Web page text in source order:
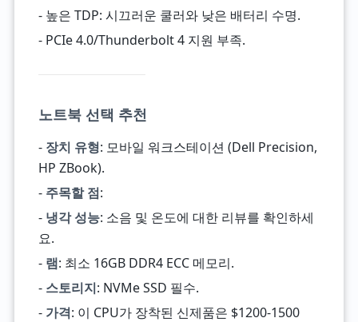
- 높은 TDP: 시끄러운 쿨러와 낮은 배터리 수명.
- PCIe 4.0/Thunderbolt 4 지원 부족.
노트북 선택 추천
- 장치 유형: 모바일 워크스테이션 (Dell Precision,
HP ZBook).
- 주목할 점:
- 냉각 성능: 소음 및 온도에 대한 리뷰를 확인하세
요.
- 램: 최소 16GB DDR4 ECC 메모리.
- 스토리지: NVMe SSD 필수.
- 가격: 이 CPU가 장착된 신제품은 $1200-1500